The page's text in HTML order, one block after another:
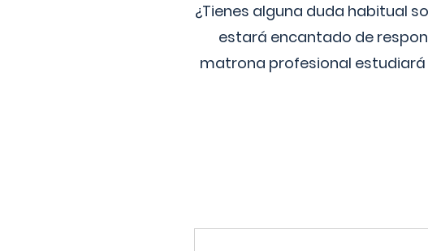
¿Tienes alguna duda habitual
estará encantado de
matrona profesional